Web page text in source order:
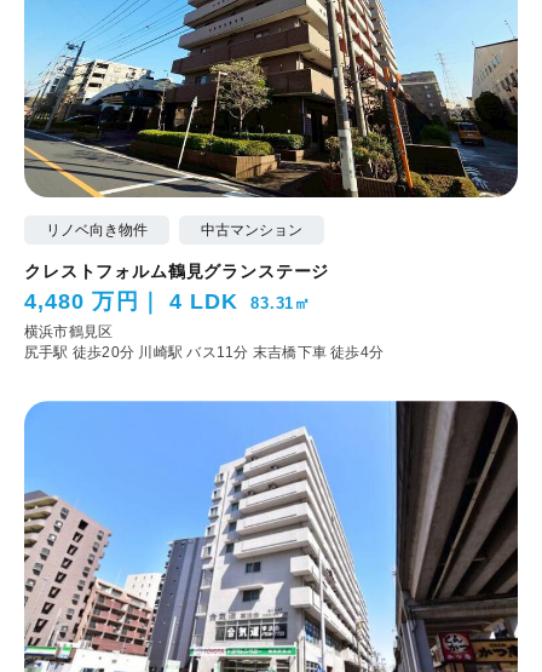
リノベ向き物件 中古マンション
クレストフォルム鶴見グランステージ
4,480 万円 4 LDK 83.31㎡
横浜市鶴見区
尻手駅 徒歩20分 川崎駅 バス11分 末吉橋下車 徒歩4分